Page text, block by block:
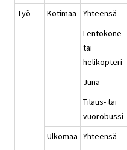
Työ
Kotimaa Yhteensä
Lentokone
tai
helikopteri
Juna
Tilaus- tai
vuorobussi
Ulkomaa Yhteensä